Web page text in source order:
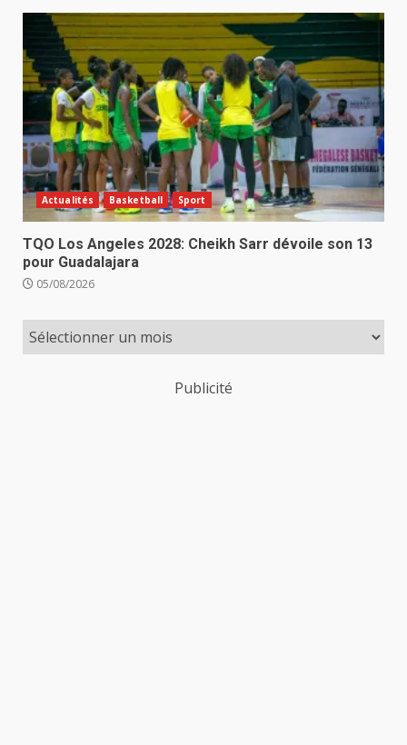
Actualités Basketball Sport
TQO Los Angeles 2028: Cheikh Sarr dévoile son 13
pour Guadalajara
05/08/2026
Publicité